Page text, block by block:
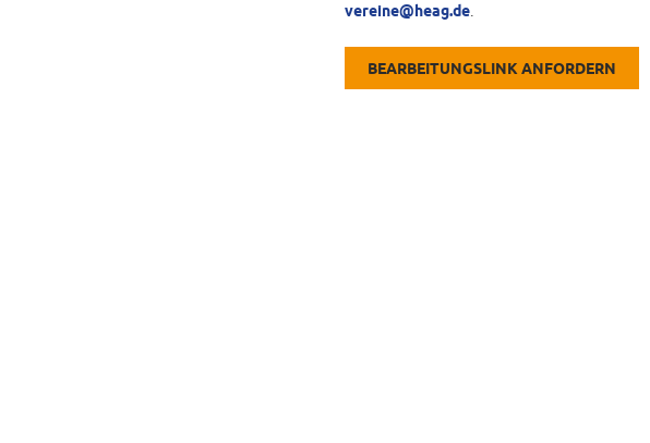
vereine@heag.de.
BEARBEITUNGSLINK ANFORDERN